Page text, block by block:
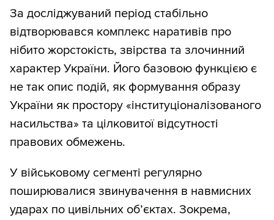
За досліджуваний період стабільно
відтворювався комплекс наративів про
нібито жорстокість, звірства та злочинний
характер України. Його базовою функцією є
не так опис подій, як формування образу
України як простору «інституціоналізованого
насильства» та цілковитої відсутності
правових обмежень.
У військовому сегменті регулярно
поширювалися звинувачення в навмисних
ударах по цивільних об’єктах. Зокрема,